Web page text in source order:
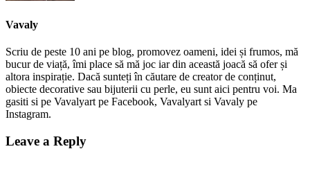
Vavaly
Scriu de peste 10 ani pe blog, promovez oameni, idei și frumos, mă
bucur de viață, îmi place să mă joc iar din această joacă să ofer și
altora inspirație. Dacă sunteți în căutare de creator de conținut,
obiecte decorative sau bijuterii cu perle, eu sunt aici pentru voi. Ma
gasiti si pe Vavalyart pe Facebook, Vavalyart si Vavaly pe
Instagram.
Leave a Reply